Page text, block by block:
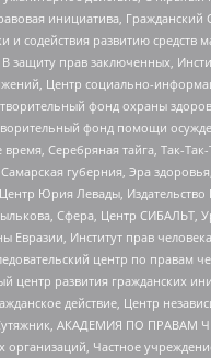
инициатива, Гражданский
и содействия развитию средств
защиту прав заключенных,
Центр социально-
фонд охраны
фонд помощи
Серебряная тайга, Так-
губерния, Эра
Юрия Левады,
Сфера, Центр СИБАЛЬТ,
Евразии, Институт прав
центр по правам
центр развития гражданских
действие, Центр
АКАДЕМИЯ ПО ПРАВАМ
организаций, Частное